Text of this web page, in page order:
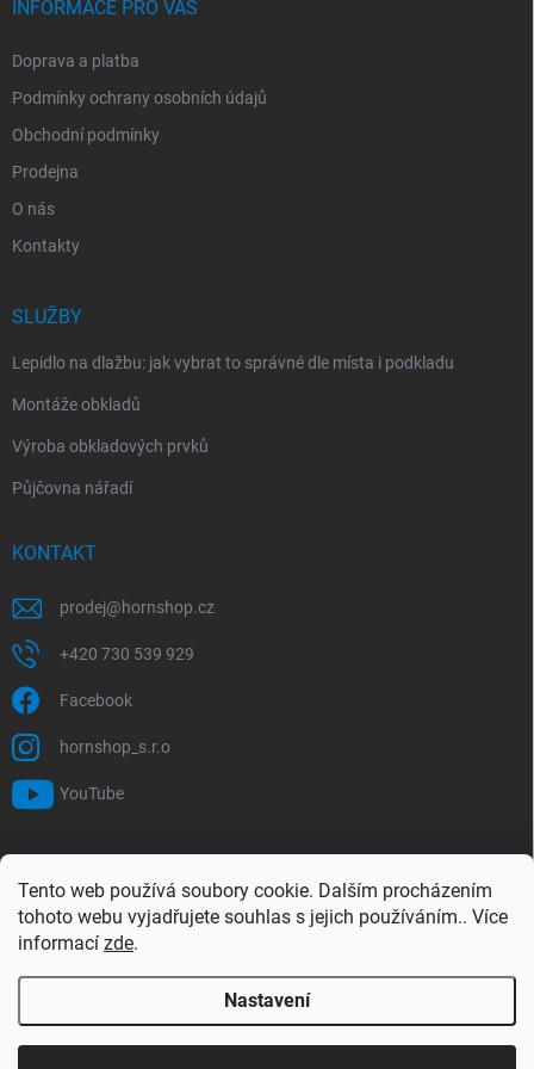
Tento web používá soubory cookie. Dalším procházením
tohoto webu vyjadřujete souhlas s jejich používáním.. Více
informací zde.
Nastavení
INFORMACE PRO VÁS
Doprava a platba
Podmínky ochrany osobních údajů
Obchodní podmínky
Prodejna
O nás
Kontakty
SLUŽBY
Lepidlo na dlažbu: jak vybrat to správné dle místa i podkladu
Montáže obkladů
Výroba obkladových prvků
Půjčovna nářadí
KONTAKT
prodej@hornshop.cz
+420 730 539 929
Facebook
hornshop_s.r.o
YouTube
Hledat
Copyright 2026Hornshop. Všechna práva vyhrazena.Upravit nastavení